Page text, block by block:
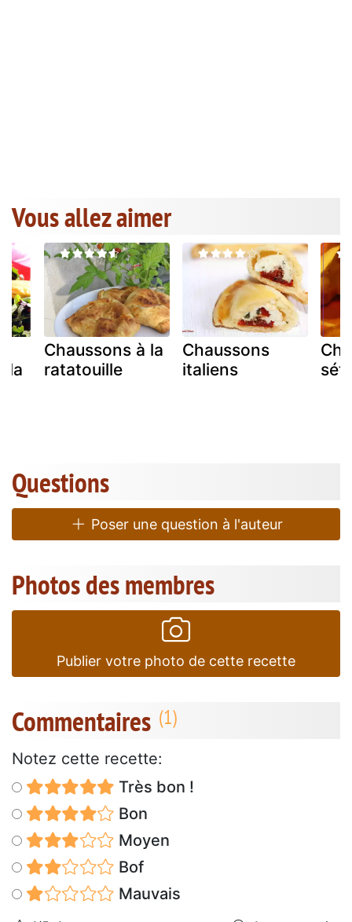
Vous allez aimer
la
Chaussons à la
ratatouille
Chaussons
italiens
Questions
Poser une question à l'auteur
Photos des membres
Publier votre photo de cette recette
Commentaires
Notez cette recette:
Très bon !
Bon
Moyen
Bof
Mauvais